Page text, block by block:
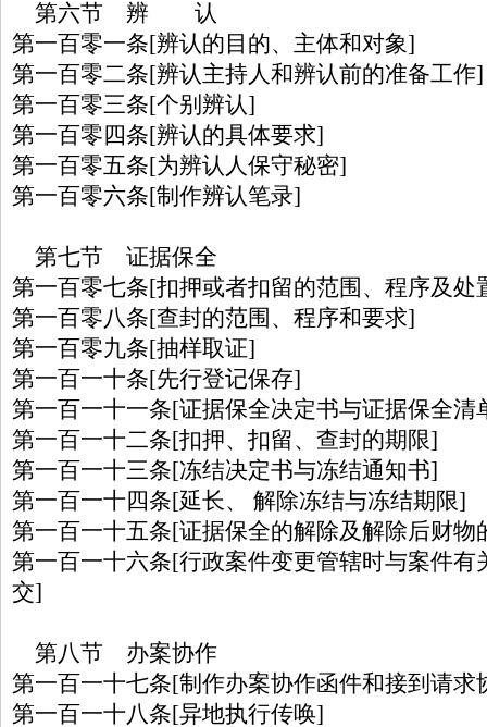
第六节 辨 认
第一百零一条[辨认的目的、主体和对象]
第一百零二条[辨认主持人和辨认前的准备工作]
第一百零三条[个别辨认]
第一百零四条[辨认的具体要求]
第一百零五条[为辨认人保守秘密]
第一百零六条[制作辨认笔录]
第七节 证据保全
第一百零七条[扣押或者扣留的范围、程序及处
第一百零八条[查封的范围、程序和要求]
第一百零九条[抽样取证]
第一百一十条[先行登记保存]
第一百一十一条[证据保全决定书与证据保全清
第一百一十二条[扣押、扣留、查封的期限]
第一百一十三条[冻结决定书与冻结通知书]
第一百一十四条[延长、 解除冻结与冻结期限]
第一百一十五条[证据保全的解除及解除后财物
第一百一十六条[行政案件变更管辖时与案件有
交]
第八节 办案协作
第一百一十七条[制作办案协作函件和接到请求
第一百一十八条[异地执行传唤]